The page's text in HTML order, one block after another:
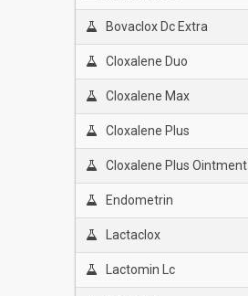
Bovaclox Dc Extra
Cloxalene Duo
Cloxalene Max
Cloxalene Plus
Cloxalene Plus Ointment
Endometrin
Lactaclox
Lactomin Lc